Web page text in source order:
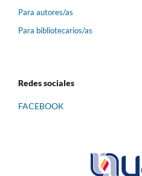
Para autores/as
Para bibliotecarios/as
Redes sociales
FACEBOOK